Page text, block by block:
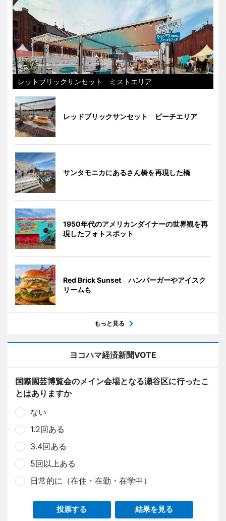
レットブリックサンセット ミストエリア
レッドブリックサンセット ビーチエリア
サンタモニカにあるさん橋を再現した橋
1950年代のアメリカンダイナーの世界観を再
現したフォトスポット
Red Brick Sunset ハンバーガーやアイスク
リームも
もっと見る
ヨコハマ経済新聞VOTE
国際園芸博覧会のメイン会場となる瀬谷区に行ったこ
とはありますか
ない
1.2回ある
3.4回ある
5回以上ある
日常的に（在住・在勤・在学中）
投票する 結果を見る